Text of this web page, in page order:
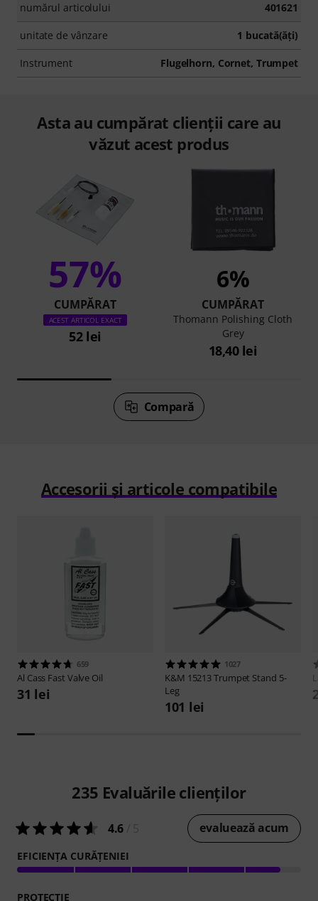
numărul articolului 401621
unitate de vânzare 1 bucată(ăţi)
Instrument Flugelhorn, Cornet, Trumpet
Asta au cumpărat clienții care au
văzut acest produs
57%
CUMPĂRAT
ACEST ARTICOL EXACT
52 lei
6%
CUMPĂRAT
Thomann Polishing Cloth
Grey
18,40 lei
Compară
Accesorii și articole compatibile
659
Al Cass Fast Valve Oil
31 lei
1027
K&M 15213 Trumpet Stand 5-
Leg
101 lei
235 Evaluările clienților
4.6 evaluează acum
EFICIENŢA CURĂŢENIEI
PROTECŢIE